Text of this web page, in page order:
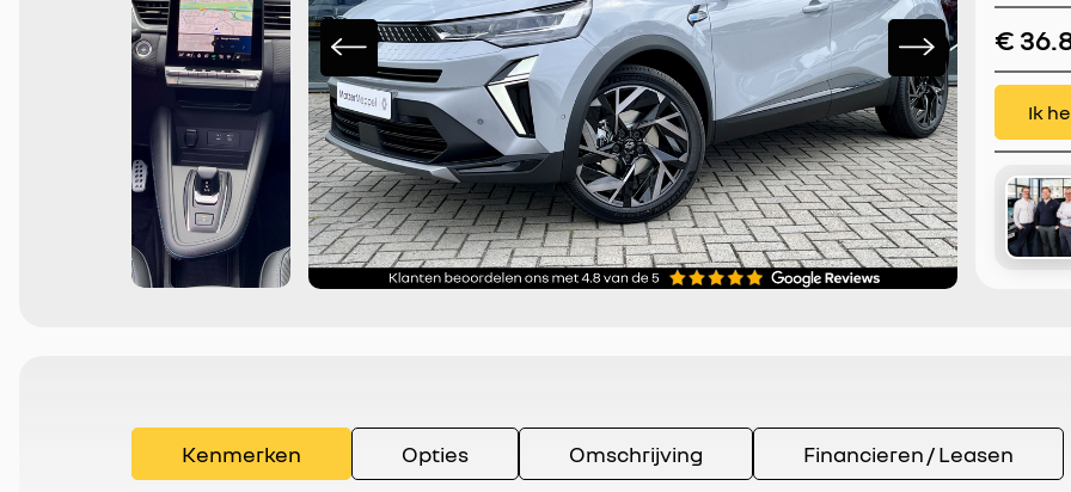
Auto |
€
Ik
Kenmerken Opties Omschrijving Financieren / Leasen